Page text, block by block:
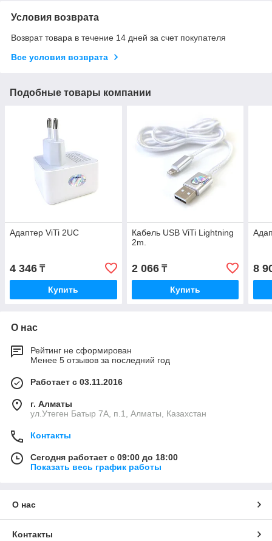
Условия возврата
Возврат товара в течение 14 дней за счет покупателя
Все условия возврата
Подобные товары компании
Адаптер ViTi 2UC
4 346 ₸
Купить
Кабель USB ViTi Lightning
2m.
2 066₸
Купить
8
О нас
Рейтинг не сформирован
Менее 5 отзывов за последний год
Работает с 03.11.2016
г. Алматы
ул.Утеген Батыр 7А, п.1, Алматы, Казахстан
Контакты
Сегодня работает с 09:00 до 18:00
Показать весь график работы
О нас
Контакты